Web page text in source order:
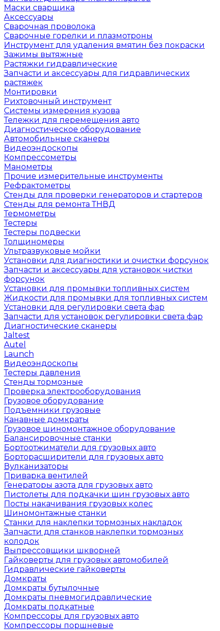
Маски сварщика
Аксессуары
Сварочная проволока
Сварочные горелки и плазмотроны
Инструмент для удаления вмятин без покраски
Зажимы вытяжные
Растяжки гидравлические
Запчасти и аксессуары для гидравлических
растяжек
Монтировки
Рихтовочный инструмент
Системы измерения кузова
Тележки для перемещения авто
Диагностическое оборудование
Автомобильные сканеры
Видеоэндоскопы
Компрессометры
Манометры
Прочие измерительные инструменты
Рефрактометры
Стенды для проверки генераторов и стартеров
Стенды для ремонта ТНВД
Термометры
Тестеры
Тестеры подвески
Толщиномеры
Ультразвуковые мойки
Установки для диагностики и очистки форсунок
Запчасти и аксессуары для установок чистки
форсунок
Установки для промывки топливных систем
Жидкости для промывки для топливных систем
Установки для регулировки света фар
Запчасти для установок регулировки света фар
Диагностические сканеры
Jaltest
Autel
Launch
Видеоэндоскопы
Тестеры давления
Стенды тормозные
Проверка электрооборудования
Грузовое оборудование
Подъемники грузовые
Канавные домкраты
Грузовое шиномонтажное оборудование
Балансировочные станки
Бортоотжиматели для грузовых авто
Борторасширители для грузовых авто
Вулканизаторы
Приварка вентилей
Генераторы азота для грузовых авто
Пистолеты для подкачки шин грузовых авто
Посты накачивания грузовых колес
Шиномонтажные станки
Станки для наклепки тормозных накладок
Запчасти для станков наклепки тормозных
колодок
Выпрессовщики шкворней
Гайковерты для грузовых автомобилей
Гидравлические гайковерты
Домкраты
Домкраты бутылочные
Домкраты пневмогидравлические
Домкраты подкатные
Компрессоры для грузовых авто
Компрессоры поршневые